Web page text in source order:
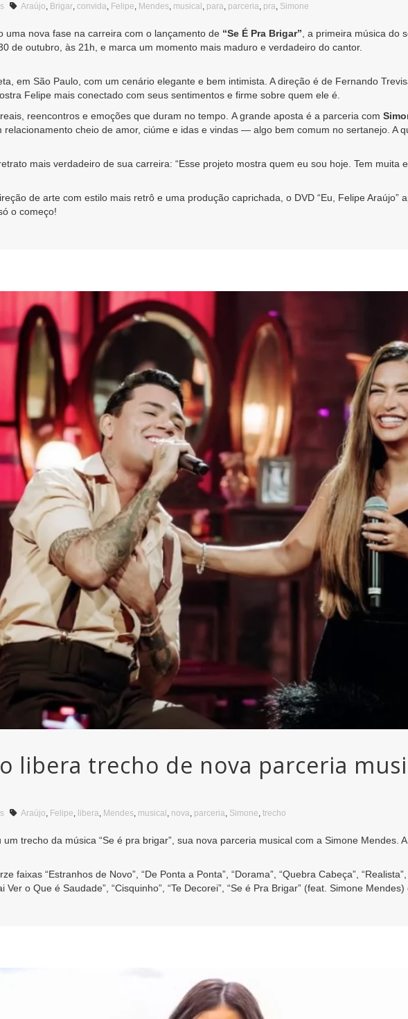
Araújo, Brigar, convida, Felipe, Mendes, musical , para, parceria, pra, Simone
uma nova fase na carreira com o lançamento de “Se É Pra Brigar” , a primeira música do
de outubro, às 21h, e marca um momento mais maduro e verdadeiro do cantor.
em São Paulo, com um cenário elegante e bem intimista. A direção é de Fernando
Felipe mais conectado com seus sentimentos e firme sobre quem ele é.
reencontros e emoções que duram no tempo. A grande aposta é a parceria com
relacionamento cheio de amor, ciúme e idas e vindas — algo bem comum no sertanejo. A
mais verdadeiro de sua carreira: “Esse projeto mostra quem eu sou hoje. Tem muita
de arte com estilo mais retrô e uma produção caprichada, o DVD “Eu, Felipe Araújo”
o começo!
libera trecho de nova parceria
Araújo, Felipe, libera, Mendes, musical , nova, parceria, Simone, trecho
trecho da música “Se é pra brigar”, sua nova parceria musical com a Simone Mendes.
faixas “Estranhos de Novo”, “De Ponta a Ponta”, “Dorama”, “Quebra Cabeça”,
Ver o Que é Saudade”, “Cisquinho”, “Te Decorei”, “Se é Pra Brigar” (feat. Simone